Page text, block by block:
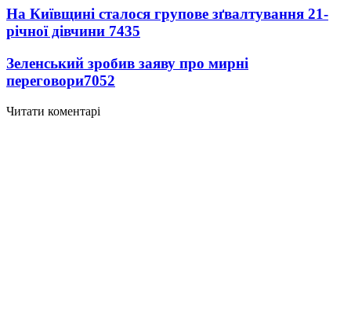
На Київщині сталося групове зґвалтування 21-
річної дівчини 7435
Зеленський зробив заяву про мирні
переговори7052
Читати коментарі